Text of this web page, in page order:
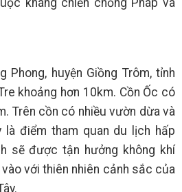
Phong, huyện Giồng Trôm, tỉnh
khoảng hơn 10km. Cồn Ốc có
Trên cồn có nhiều vườn dừa và
là điểm tham quan du lịch hấp
sẽ được tận hưởng không khí
với thiên nhiên cảnh sắc của